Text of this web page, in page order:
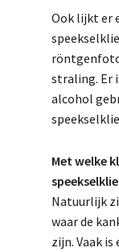
Ook lijkt er
straling. Er
alcohol
Met welke
Natuurlijk
waar de
zijn. Vaak